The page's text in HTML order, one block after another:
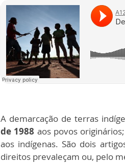
A demarcação de terras
de 1988 aos povos
aos indígenas. São dois
direitos prevaleçam ou, pelo